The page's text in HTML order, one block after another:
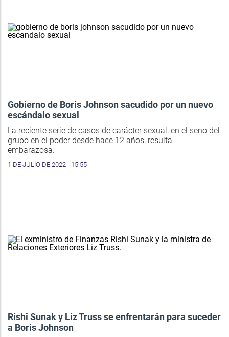
Gobierno de Boris Johnson sacudido por un nuevo
escándalo sexual
La reciente serie de casos de carácter sexual, en el seno del
grupo en el poder desde hace 12 años, resulta
embarazosa.
1 DE JULIO DE 2022 - 15:55
Rishi Sunak y Liz Truss se enfrentarán para suceder
a Boris Johnson